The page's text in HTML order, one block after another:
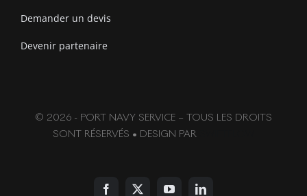
Demander un devis
Devenir partenaire
© 2026 - PORT NAVY SERVICE – TOUS LES DROITS
SONT RÉSERVÉS • DESIGN PAR